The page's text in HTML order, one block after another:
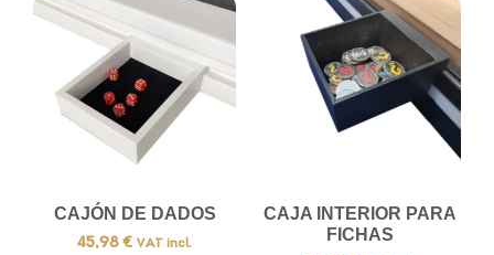
CAJÓN DE DADOS
45,98 € VAT incl.
CAJA INTERIOR PARA
FICHAS